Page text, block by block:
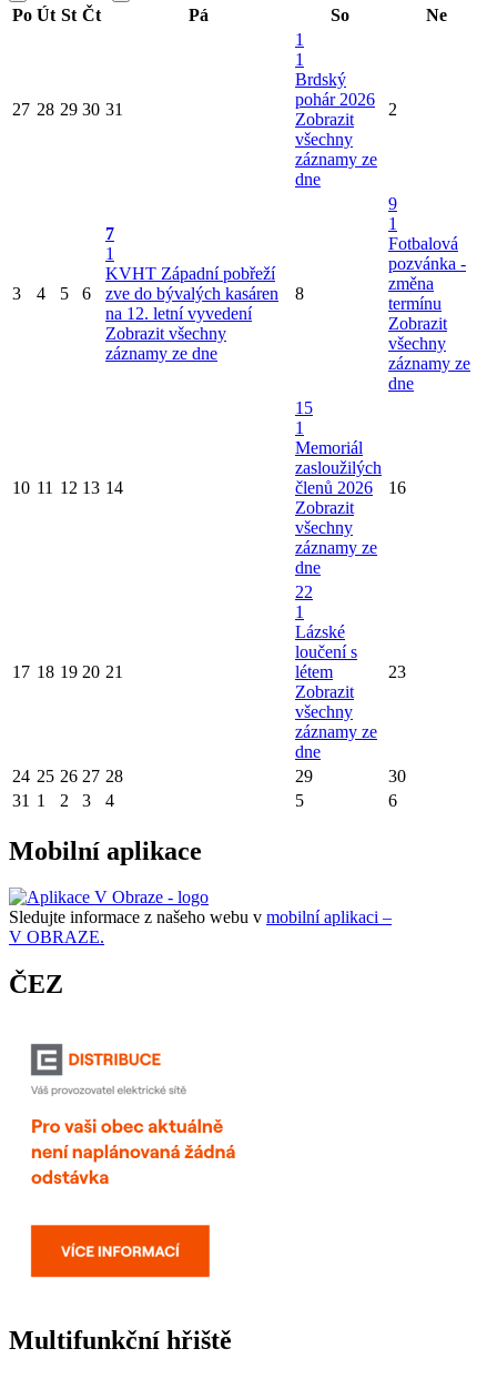
Po Út St Čt Pá So Ne
27 28 29 30 31
1
1
Brdský
pohár 2026
Zobrazit
všechny
záznamy ze
dne
2
3 4 5 6
7
1
KVHT Západní pobřeží
zve do bývalých kasáren
na 12. letní vyvedení
Zobrazit všechny
záznamy ze dne
8
9
1
Fotbalová
pozvánka -
změna
termínu
Zobrazit
všechny
záznamy ze
dne
10 11 12 13 14
15
1
Memoriál
zasloužilých
členů 2026
Zobrazit
všechny
záznamy ze
dne
16
17 18 19 20 21
22
1
Lázské
loučení s
létem
Zobrazit
všechny
záznamy ze
dne
23
24 25 26 27 28 29
30
31 1 2 3 4 5 6
Mobilní aplikace
Sledujte informace z našeho webu v mobilní aplikaci –
V OBRAZE.
ČEZ
Multifunkční hřiště